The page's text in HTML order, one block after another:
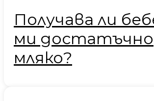
Получава ли
ми достатъчно
мляко?